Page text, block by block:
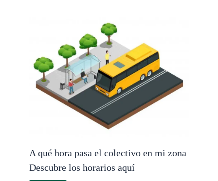
A qué hora pasa el colectivo en mi zona
Descubre los horarios aquí